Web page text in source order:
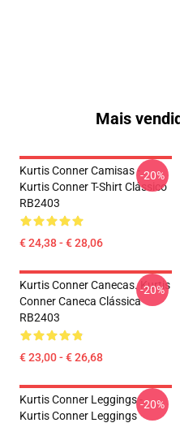
Mais
Kurtis Conner Camisas -
Kurtis Conner T-Shirt Clássico
RB2403
€ 24,38 - € 28,06
-20%
Kurtis Conner Canecas. Kurtis
Conner Caneca Clássica
RB2403
€ 23,00 - € 26,68
-20%
Kurtis Conner Leggings -
Kurtis Conner Leggings
-20%